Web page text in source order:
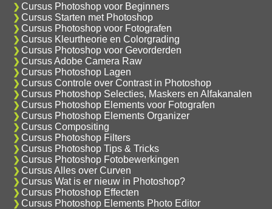
Cursus Photoshop voor Beginners
Cursus Starten met Photoshop
Cursus Photoshop voor Fotografen
Cursus Kleurtheorie en Colorgrading
Cursus Photoshop voor Gevorderden
Cursus Adobe Camera Raw
Cursus Photoshop Lagen
Cursus Controle over Contrast in Photoshop
Cursus Photoshop Selecties, Maskers en Alfakanalen
Cursus Photoshop Elements voor Fotografen
Cursus Photoshop Elements Organizer
Cursus Compositing
Cursus Photoshop Filters
Cursus Photoshop Tips & Tricks
Cursus Photoshop Fotobewerkingen
Cursus Alles over Curven
Cursus Wat is er nieuw in Photoshop?
Cursus Photoshop Effecten
Cursus Photoshop Elements Photo Editor